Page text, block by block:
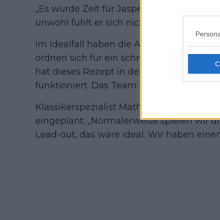
„Es wurde Zeit für Jasper; der Kurs war
unwohl fühlt er sich nicht. Dass er in die
Im Idealfall haben die Alpecin-Fahrer
ordnen sich für ein schnelles,
hat dieses Rezept in den letzten vier
funktioniert. Das Team ist zuversichtlich,
Klassikerspezialist Mathieu van der Poel
eingeplant: „Normalerweise spielen wir
Lead-out, das wäre ideal. Wir haben